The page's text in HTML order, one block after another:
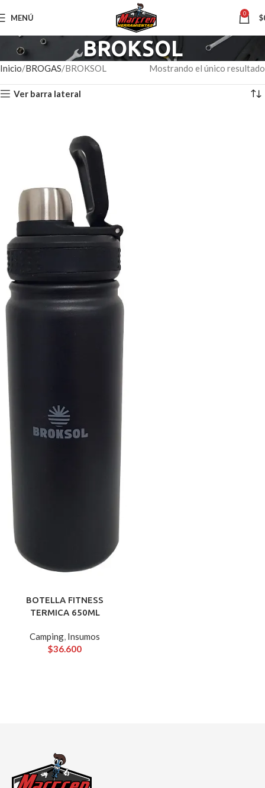
MENÚ 0 $
BROKSOL
Inicio BROGAS BROKSOL Mostrando el único resultado
Ver barra lateral
BOTELLA FITNESS
TERMICA 650ML
Camping, Insumos
$36.600